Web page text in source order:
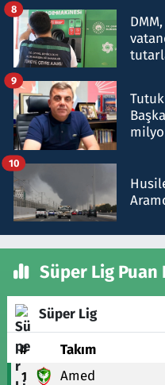
8
9
10
Süper Lig Puan
Süper Lig
# Takım
1 Amed